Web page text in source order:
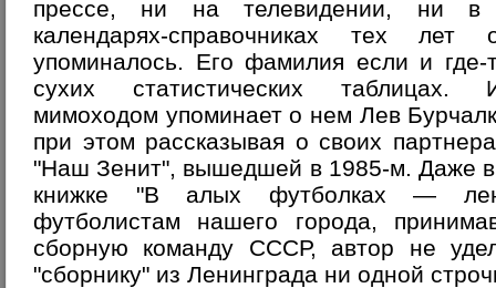
прессе, ни на телевидении, ни в
календарях-справочниках тех
упоминалось. Его фамилия если и где-
сухих статистических таблицах.
мимоходом упоминает о нем Лев
при этом рассказывая о своих
"Наш Зенит", вышедшей в 1985-м. Даже
книжке "В алых футболках —
футболистам нашего города,
сборную команду СССР, автор не
"сборнику" из Ленинграда ни одной